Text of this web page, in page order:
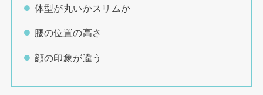
体型が丸いかスリムか
腰の位置の高さ
顔の印象が違う